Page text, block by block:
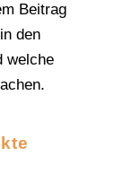
Beitrag
den
welche